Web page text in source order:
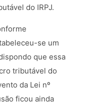
do IRPJ.
se um
que essa
tributável do
da Lei nº
ficou ainda